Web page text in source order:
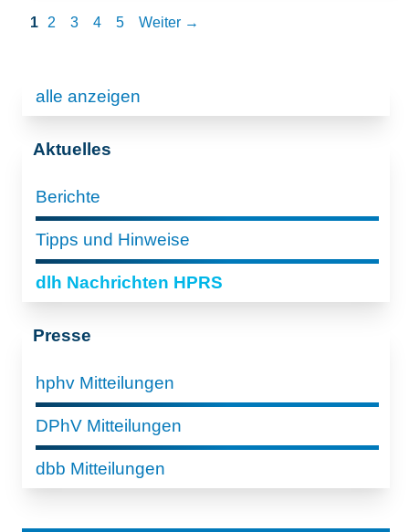
1 2 3 4 5 Weiter →
alle anzeigen
Aktuelles
Berichte
Tipps und Hinweise
dlh Nachrichten HPRS
Presse
hphv Mitteilungen
DPhV Mitteilungen
dbb Mitteilungen